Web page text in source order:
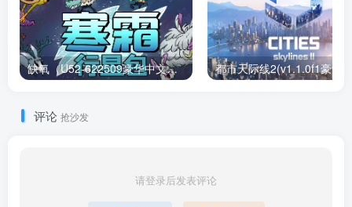
缺氧（U52-622509豪华中文版）下载
评论 抢沙发
请登录后发表评论